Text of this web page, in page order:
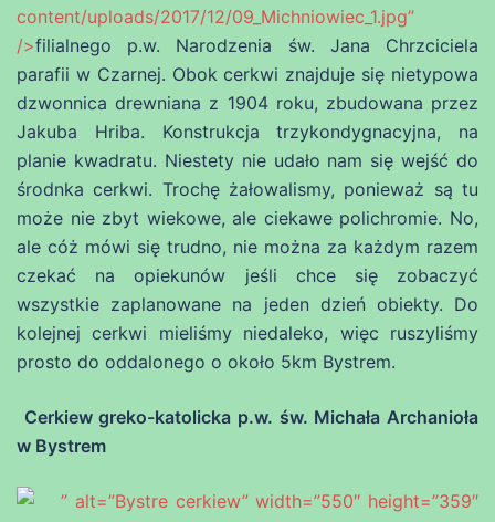
content/uploads/2017/12/09_Michniowiec_1.jpg”
/>filialnego p.w. Narodzenia św. Jana Chrzciciela
parafii w Czarnej. Obok cerkwi znajduje się nietypowa
dzwonnica drewniana z 1904 roku, zbudowana przez
Jakuba Hriba. Konstrukcja trzykondygnacyjna, na
planie kwadratu. Niestety nie udało nam się wejść do
środnka cerkwi. Trochę żałowalismy, ponieważ są tu
może nie zbyt wiekowe, ale ciekawe polichromie. No,
ale cóż mówi się trudno, nie można za każdym razem
czekać na opiekunów jeśli chce się zobaczyć
wszystkie zaplanowane na jeden dzień obiekty. Do
kolejnej cerkwi mieliśmy niedaleko, więc ruszyliśmy
prosto do oddalonego o około 5km Bystrem.
Cerkiew greko-katolicka p.w. św. Michała Archanioła
w Bystrem
” alt=”Bystre cerkiew” width=”550″ height=”359″